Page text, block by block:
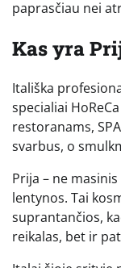
paprasčiau nei
Kas yra
Itališka
specialiai
restoranams,
svarbus, o
Prija – ne
lentynos. Tai
suprantančios,
reikalas, bet ir